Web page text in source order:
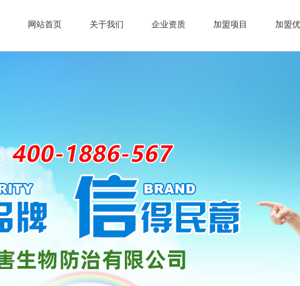
网站首页 关于我们 企业资质 加盟项目 加盟